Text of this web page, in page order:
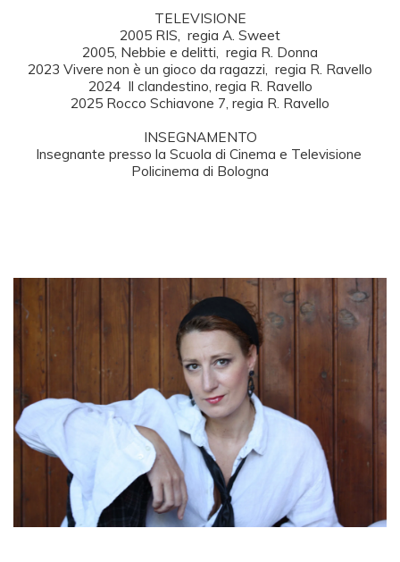
TELEVISIONE
2005 RIS,  regia A. Sweet
2005, Nebbie e delitti,  regia R. Donna
2023 Vivere non è un gioco da ragazzi,  regia R. Ravello
2024  Il clandestino, regia R. Ravello
2025 Rocco Schiavone 7, regia R. Ravello
INSEGNAMENTO
Insegnante presso la Scuola di Cinema e Televisione
Policinema di Bologna